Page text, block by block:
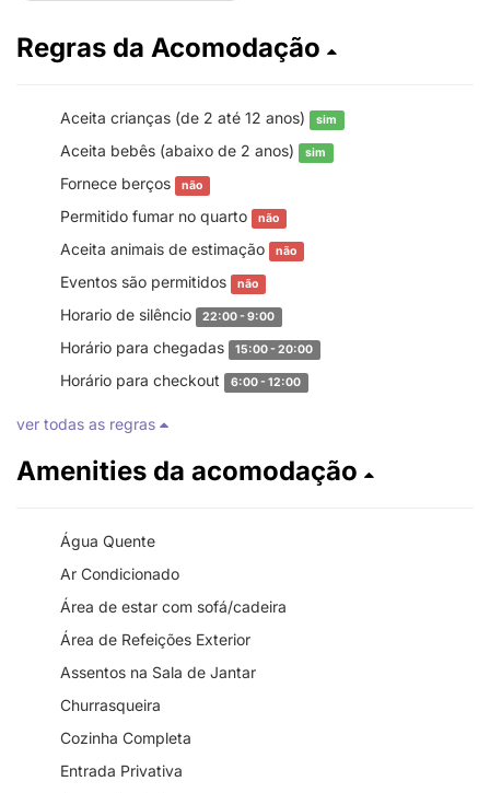
Regras da Acomodação
Aceita crianças (de 2 até 12 anos) sim
Aceita bebês (abaixo de 2 anos) sim
Fornece berços não
Permitido fumar no quarto não
Aceita animais de estimação não
Eventos são permitidos não
Horario de silêncio 22:00 - 9:00
Horário para chegadas 15:00 - 20:00
Horário para checkout 6:00 - 12:00
ver todas as regras
Amenities da acomodação
Água Quente
Ar Condicionado
Área de estar com sofá/cadeira
Área de Refeições Exterior
Assentos na Sala de Jantar
Churrasqueira
Cozinha Completa
Entrada Privativa